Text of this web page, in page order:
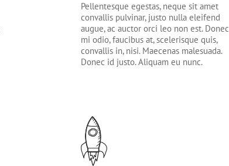
Pellentesque egestas, neque sit amet
convallis pulvinar, justo nulla eleifend
augue, ac auctor orci leo non est. Donec
mi odio, faucibus at, scelerisque quis,
convallis in, nisi. Maecenas malesuada.
Donec id justo. Aliquam eu nunc.